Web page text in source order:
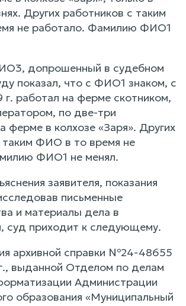
Других работников с таким
не работало. Фамилию ФИО1
допрошенный в судебном
показал, что с ФИО1 знаком, с
г. работал на ферме скотником,
по две-три
ферме в колхозе «Заря». Других
таким ФИО в то время не
ФИО1 не менял.
заявителя, показания
письменные
и материалы дела в
суд приходит к следующему.
архивной справки №24-48655
выданной Отделом по делам
Администрации
образования «Муниципальный